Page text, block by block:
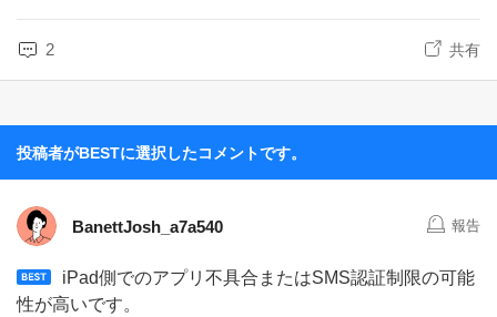
2 共有
投稿者がBESTに選択したコメントです。
BanettJosh_a7a540 報告
iPad側でのアプリ不具合またはSMS認証制限の可能
性が高いです。